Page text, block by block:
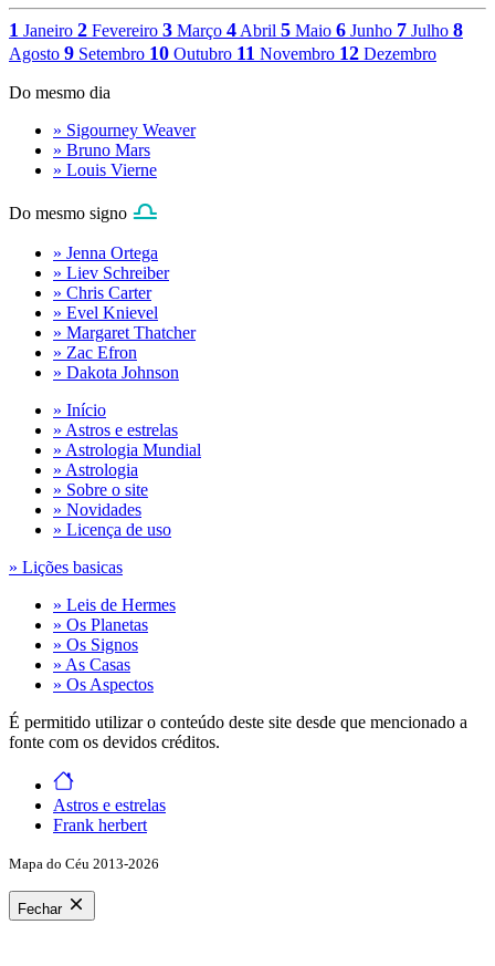
1 Janeiro 2 Fevereiro 3 Março 4Abril 5 Maio 6 Junho 7 Julho 8
Agosto 9 Setembro 10 Outubro 11 Novembro 12 Dezembro
Do mesmo dia
» Sigourney Weaver
» Bruno Mars
» Louis Vierne
Do mesmo signo
» Jenna Ortega
» Liev Schreiber
» Chris Carter
» Evel Knievel
» Margaret Thatcher
» Zac Efron
» Dakota Johnson
» Início
» Astros e estrelas
» Astrologia Mundial
» Astrologia
» Sobre o site
» Novidades
» Licença de uso
» Lições basicas
» Leis de Hermes
» Os Planetas
» Os Signos
» As Casas
» Os Aspectos
É permitido utilizar o conteúdo deste site desde que mencionado a
fonte com os devidos créditos.
Astros e estrelas
Frank herbert
Mapa do Céu 2013-2026
Fechar